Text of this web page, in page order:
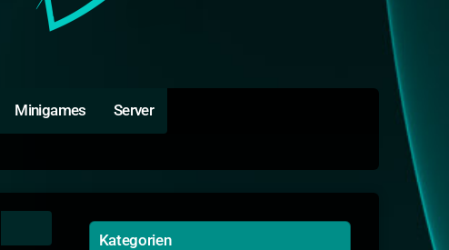
Minigames Server
Kategorien